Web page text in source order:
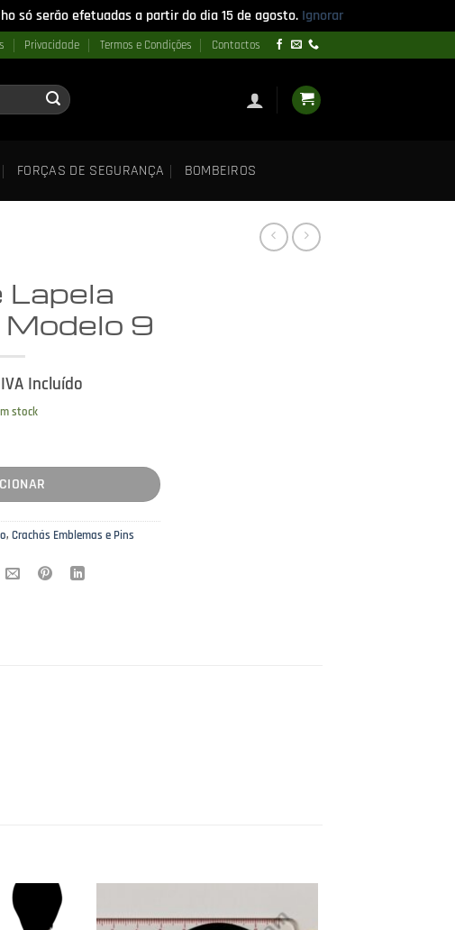
só serão efetuadas a partir do dia 15 de agosto. Ignorar
Privacidade Termos e Condições Contactos
FORÇAS DE SEGURANÇA BOMBEIROS
Lapela
9
IVA Incluído
stock
Exército Modelo 9
, Crachás Emblemas e Pins